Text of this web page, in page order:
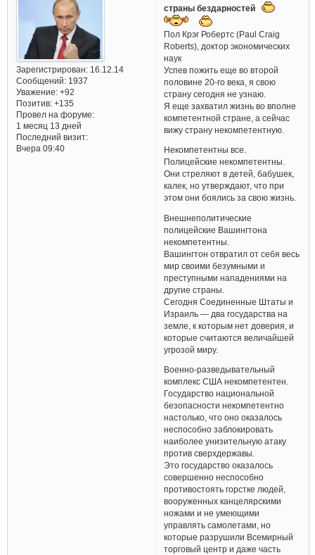
Зарегистрирован: 16.12.14
Сообщений:1937
Уважение: +92
Позитив: +135
Провел на форуме:
1 месяц 13 дней
Последний визит:
Вчера 09:40
страны бездарностей
Пол Крэг Робертс (Paul Craig
Roberts), доктор экономических
наук
Успев пожить еще во второй
половине 20-го века, я свою
страну сегодня не узнаю.
Я еще захватил жизнь во вполне
компетентной стране, а сейчас
вижу страну некомпетентную.
Некомпетентны все.
Полицейские некомпетентны.
Они стреляют в детей, бабушек,
калек, но утверждают, что при
этом они боялись за свою жизнь.
Внешнеполитические
полицейские Вашингтона
некомпетентны.
Вашингтон отвратил от себя весь
мир своими безумными и
преступными нападениями на
другие страны.
Сегодня Соединенные Штаты и
Израиль — два государства на
земле, к которым нет доверия, и
которые считаются величайшей
угрозой миру.
Военно-разведывательный
комплекс США некомпетентен.
Государство национальной
безопасности некомпетентно
настолько, что оно оказалось
неспособно заблокировать
наиболее унизительную атаку
против сверхдержавы.
Это государство оказалось
совершенно неспособно
противостоять горстке людей,
вооруженных канцелярскими
ножами и не умеющими
управлять самолетами, но
которые разрушили Всемирный
торговый центр и даже часть